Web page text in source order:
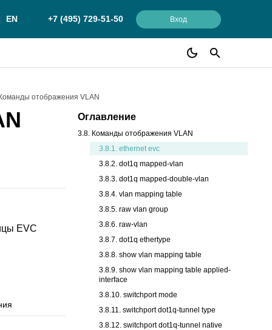
EN +7 (495) 729-51-50 Вход
отображения VLAN
EVC
Оглавление
3.8. Команды отображения VLAN
3.8.1. ethernet evc
3.8.2. dot1q mapped-vlan
3.8.3. dot1q mapped-double-vlan
3.8.4. vlan mapping table
3.8.5. raw vlan group
3.8.6. raw-vlan
3.8.7. dot1q ethertype
3.8.8. show vlan mapping table
3.8.9. show vlan mapping table applied-
interface
3.8.10. switchport mode
3.8.11. switchport dot1q-tunnel type
3.8.12. switchport dot1q-tunnel native